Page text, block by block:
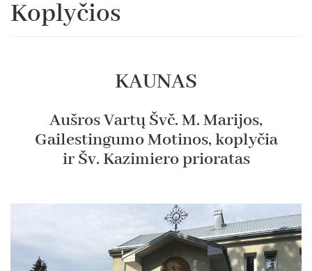
Koplyčios
KAUNAS
Aušros Vartų Švč. M. Marijos,
Gailestingumo Motinos, koplyčia
ir Šv. Kazimiero prioratas